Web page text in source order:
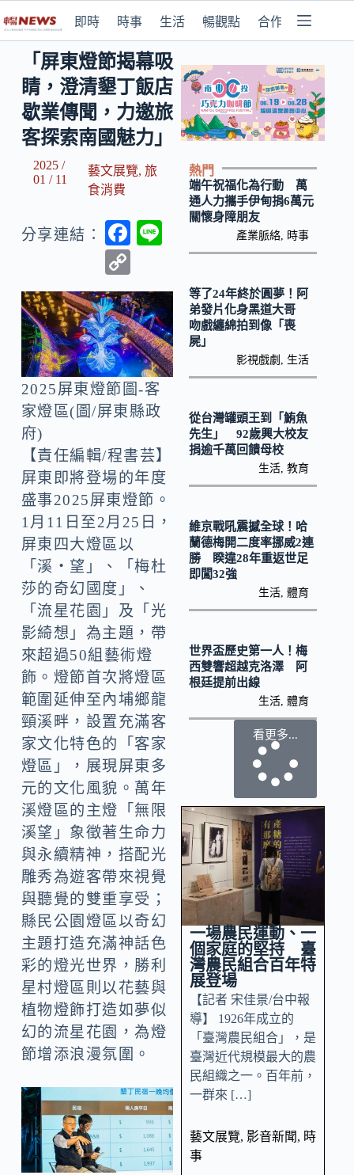
即時 時事 生活 暢觀點 合作媒體
「屏東燈節揭幕吸
睛，澄清墾丁飯店
歇業傳聞，力邀旅
客探索南國魅力」
2025 /
01 / 11
藝文展覽, 旅
食消費
分享連結：
F
b
o
o
k
o
p
y
Li
n
k
2025屏東燈節圖-客
家燈區(圖/屏東縣政
府)
【責任編輯/程書芸】
屏東即將登場的年度
盛事2025屏東燈節。
1月11日至2月25日，
屏東四大燈區以
「溪‧望」、「梅杜
莎的奇幻國度」、
「流星花園」及「光
影綺想」為主題，帶
來超過50組藝術燈
飾。燈節首次將燈區
範圍延伸至內埔鄉龍
頸溪畔，設置充滿客
家文化特色的「客家
燈區」，展現屏東多
元的文化風貌。萬年
溪燈區的主燈「無限
溪望」象徵著生命力
與永續精神，搭配光
雕秀為遊客帶來視覺
與聽覺的雙重享受；
縣民公園燈區以奇幻
主題打造充滿神話色
彩的燈光世界，勝利
星村燈區則以花藝與
植物燈飾打造如夢似
幻的流星花園，為燈
節增添浪漫氛圍。
熱門
端午祝福化為行動 萬
通人力攜手伊甸捐6萬元
關懷身障朋友
產業脈絡 時事
等了24年終於圓夢！阿
弟發片化身黑道大哥
吻戲纏綿拍到像「喪
屍」
影視戲劇 生活
從台灣罐頭王到「鮪魚
先生」 92歲興大校友
捐逾千萬回饋母校
生活 ,教育
維京戰吼震撼全球！哈
蘭德梅開二度率挪威2連
勝 睽違28年重返世足
即闖32強
生活 ,體育
世界盃歷史第一人！梅
西雙響超越克洛澤 阿
根廷提前出線
生活 ,體育
看更多...
一場農民運動、一
個家庭的堅持 臺
灣農民組合百年特
展登場
【記者 宋佳景/台中報
導】 1926年成立的
「臺灣農民組合」，是
臺灣近代規模最大的農
民組織之一。百年前，
一群來 […]
藝文展覽, 影音新聞, 時
事